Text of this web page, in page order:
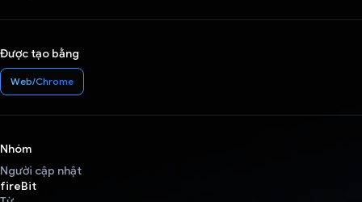
Được tạo bằng
Web/Chrome
Nhóm
Người cập nhật
fireBit